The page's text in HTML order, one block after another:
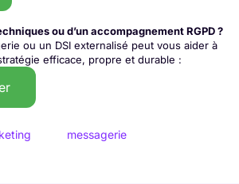
ou d’un accompagnement RGPD ?
ou un DSI externalisé peut vous aider à
efficace, propre et durable :
messagerie